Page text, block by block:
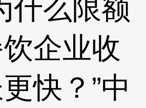
么限额
企业收
快？”中